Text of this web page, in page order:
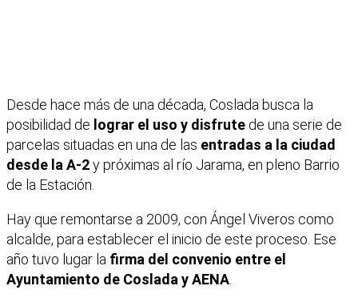
Desde hace más de una década, Coslada busca la
posibilidad de lograr el uso y disfrute de una serie de
parcelas situadas en una de las entradas a la ciudad
desde la A-2y próximas al río Jarama, en pleno Barrio
de la Estación.
Hay que remontarse a 2009, con Ángel Viveros como
alcalde, para establecer el inicio de este proceso. Ese
año tuvo lugar la firma del convenio entre el
Ayuntamiento de Coslada y AENA.